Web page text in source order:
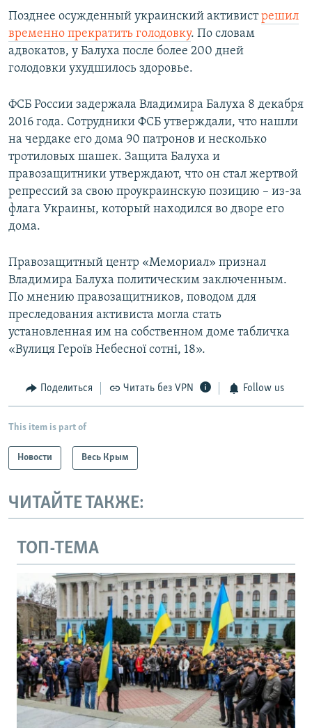
Позднее осужденный украинский активистрешил
временно прекратить голодовку. По словам
адвокатов, у Балуха после более 200 дней
голодовки ухудшилось здоровье.
ФСБ России задержала Владимира Балуха 8 декабря
2016 года. Сотрудники ФСБ утверждали, что нашли
на чердаке его дома 90 патронов и несколько
тротиловых шашек. Защита Балуха и
правозащитники утверждают, что он стал жертвой
репрессий за свою проукраинскую позицию – из-за
флага Украины, который находился во дворе его
дома.
Правозащитный центр «Мемориал» признал
Владимира Балуха политическим заключенным.
По мнению правозащитников, поводом для
преследования активиста могла стать
установленная им на собственном доме табличка
«Вулиця Героїв Небесної сотні, 18».
Поделиться Читать без VPN Follow us
This item is part of
Новости Весь Крым
ЧИТАЙТЕ ТАКЖЕ:
ТОП-ТЕМА